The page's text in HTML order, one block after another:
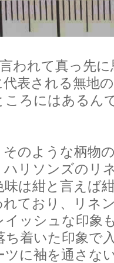
われて真っ先
表される無地
ころにはあるん
のような柄物
ハリソンズのリ
は紺と言えば
ており、リネ
イッシュな印象
着いた印象で
に袖を通さな